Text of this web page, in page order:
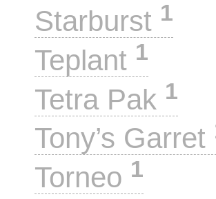
Starburst 1
Teplant 1
Tetra Pak 1
Tony’s Garret
Torneo 1